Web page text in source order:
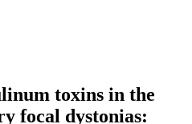
toxins in the
focal dystonias: